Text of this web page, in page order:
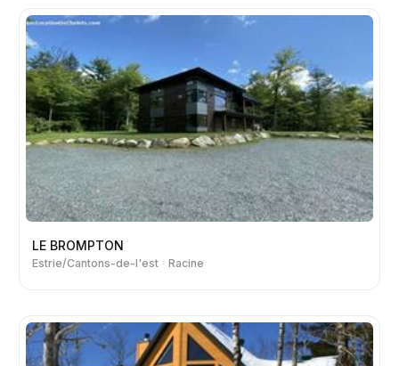
LE BROMPTON
Estrie/Cantons-de-l'est Racine